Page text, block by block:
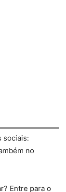
sociais:
no
Entre para o